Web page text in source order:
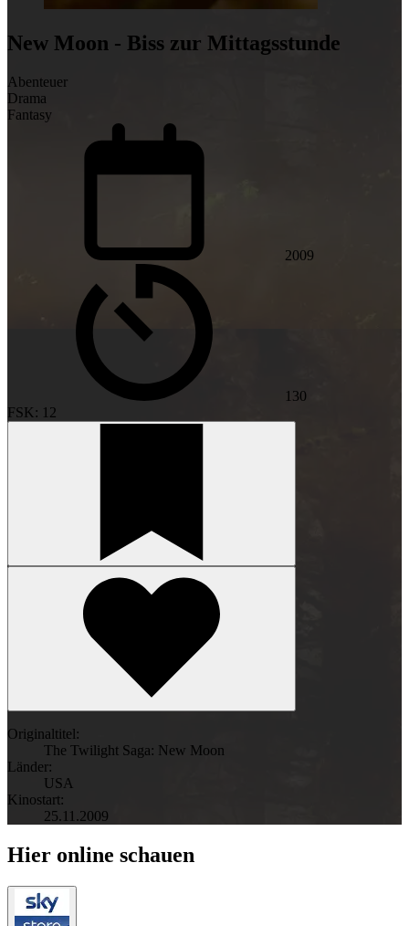
New Moon - Biss zur Mittagsstunde
Abenteuer
Drama
Fantasy
2009
130
FSK: 12
Originaltitel:
The Twilight Saga: New Moon
Länder:
USA
Kinostart:
25.11.2009
Hier online schauen